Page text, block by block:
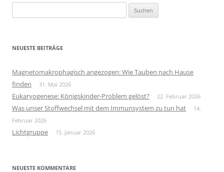
nach:
NEUESTE BEITRÄGE
Magnetomakrophagisch angezogen: Wie Tauben nach Hause
finden
31. Mai 2026
Eukaryogenese: Königskinder-Problem gelöst? 22. Februar 2026
Was unser Stoffwechsel mit dem Immunsystem zu tun hat
14.
Februar 2026
Lichtgruppe 15. Januar 2026
NEUESTE KOMMENTARE